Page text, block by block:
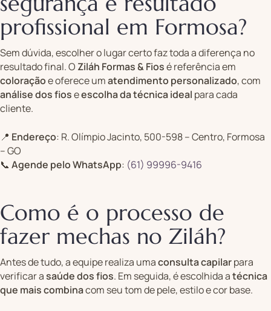
profissional em Formosa?
Sem dúvida, escolher o lugar certo faz toda a diferença no
resultado final. O Ziláh Formas & Fiosé referência em
coloraçãoe oferece umatendimento personalizado, com
análise dos fioseescolha da técnica ideal para cada
cliente.
📍 Endereço: R. Olímpio Jacinto, 500-598 – Centro, Formosa
– GO
📞 Agende pelo WhatsApp: (61) 99996-9416
Como é o processo de
fazer mechas no Ziláh?
Antes de tudo, a equipe realiza umaconsulta capilarpara
verificar asaúde dos fios. Em seguida, é escolhida atécnica
que mais combinacom seu tom de pele, estilo e cor base.